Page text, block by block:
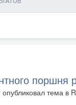
поршня
опубликовал тема в